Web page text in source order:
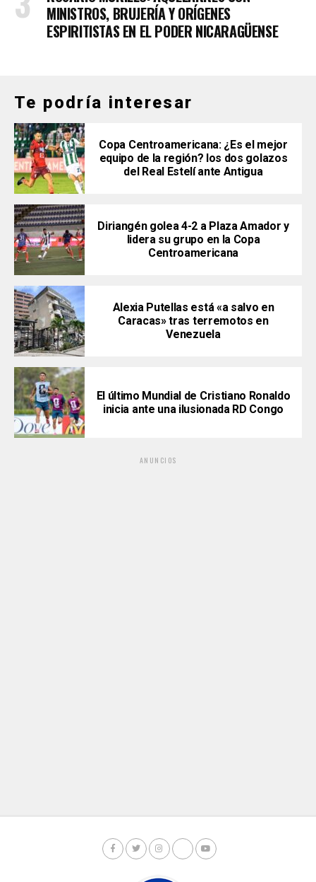
MINISTROS, BRUJERÍA Y ORÍGENES
ESPIRITISTAS EN EL PODER NICARAGÜENSE
Te podría interesar
Copa Centroamericana: ¿Es el mejor
equipo de la región? los dos golazos
del Real Estelí ante Antigua
Diriangén golea 4-2 a Plaza Amador y
lidera su grupo en la Copa
Centroamericana
Alexia Putellas está «a salvo en
Caracas» tras terremotos en
Venezuela
El último Mundial de Cristiano Ronaldo
inicia ante una ilusionada RD Congo
ANUNCIOS